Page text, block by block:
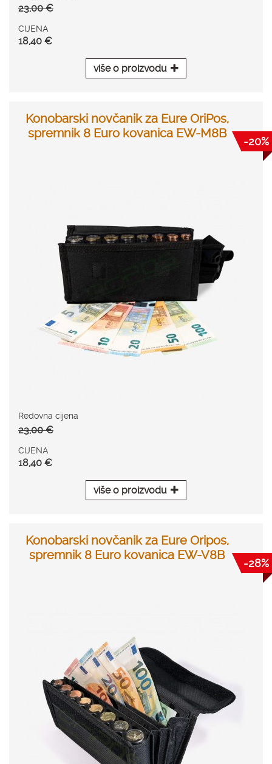
23,00 €
CIJENA
18,40 €
više o proizvodu
Konobarski novčanik za Eure OriPos,
spremnik 8 Euro kovanica EW-M8B
Redovna cijena
23,00 €
CIJENA
18,40 €
više o proizvodu
-20%
Konobarski novčanik za Eure Oripos,
spremnik 8 Euro kovanica EW-V8B
-28%